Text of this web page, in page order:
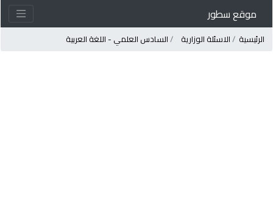
موقع سطور
الرئيسية الاسئلة الوزارية السادس العلمي - اللغة العربية